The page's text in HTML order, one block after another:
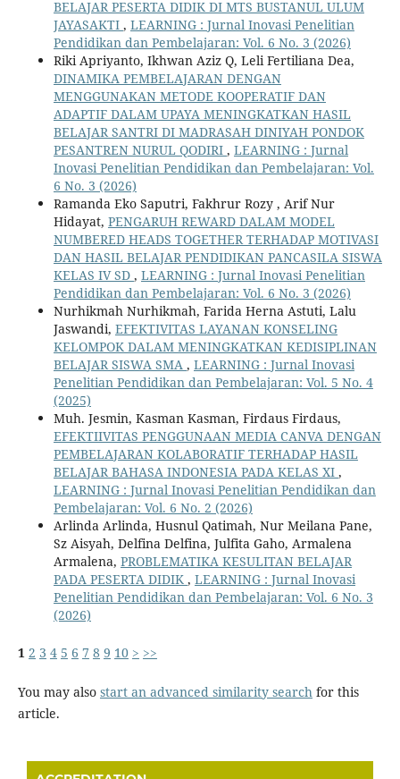
BELAJAR PESERTA DIDIK DI MTS BUSTANUL ULUM
JAYASAKTI , LEARNING : Jurnal Inovasi Penelitian
Pendidikan dan Pembelajaran: Vol. 6 No. 3 (2026)
Riki Apriyanto, Ikhwan Aziz Q, Leli Fertiliana Dea,
DINAMIKA PEMBELAJARAN DENGAN
MENGGUNAKAN METODE KOOPERATIF DAN
ADAPTIF DALAM UPAYA MENINGKATKAN HASIL
BELAJAR SANTRI DI MADRASAH DINIYAH PONDOK
PESANTREN NURUL QODIRI , LEARNING : Jurnal
Inovasi Penelitian Pendidikan dan Pembelajaran: Vol.
6 No. 3 (2026)
Ramanda Eko Saputri, Fakhrur Rozy , Arif Nur
Hidayat, PENGARUH REWARD DALAM MODEL
NUMBERED HEADS TOGETHER TERHADAP MOTIVASI
DAN HASIL BELAJAR PENDIDIKAN PANCASILA SISWA
KELAS IV SD , LEARNING : Jurnal Inovasi Penelitian
Pendidikan dan Pembelajaran: Vol. 6 No. 3 (2026)
Nurhikmah Nurhikmah, Farida Herna Astuti, Lalu
Jaswandi, EFEKTIVITAS LAYANAN KONSELING
KELOMPOK DALAM MENINGKATKAN KEDISIPLINAN
BELAJAR SISWA SMA , LEARNING : Jurnal Inovasi
Penelitian Pendidikan dan Pembelajaran: Vol. 5 No. 4
(2025)
Muh. Jesmin, Kasman Kasman, Firdaus Firdaus,
EFEKTIIVITAS PENGGUNAAN MEDIA CANVA DENGAN
PEMBELAJARAN KOLABORATIF TERHADAP HASIL
BELAJAR BAHASA INDONESIA PADA KELAS XI ,
LEARNING : Jurnal Inovasi Penelitian Pendidikan dan
Pembelajaran: Vol. 6 No. 2 (2026)
Arlinda Arlinda, Husnul Qatimah, Nur Meilana Pane,
Sz Aisyah, Delfina Delfina, Julfita Gaho, Armalena
Armalena, PROBLEMATIKA KESULITAN BELAJAR
PADA PESERTA DIDIK , LEARNING : Jurnal Inovasi
Penelitian Pendidikan dan Pembelajaran: Vol. 6 No. 3
(2026)
1 2 3 4 5 6 7 8 9 10 > >>
You may also start an advanced similarity searchfor this
article.